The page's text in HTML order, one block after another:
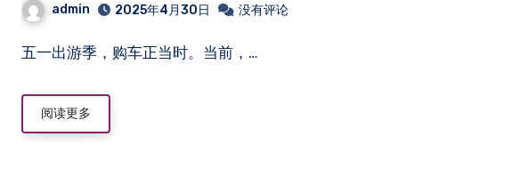
admin 2025年4月30日 没有评论
五一出游季，购车正当时。当前，…
阅读更多